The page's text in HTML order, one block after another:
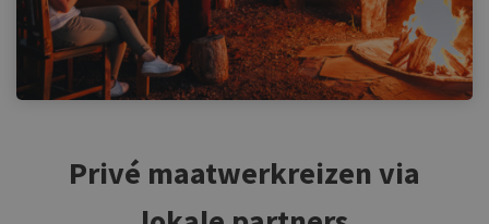
Privé maatwerkreizen via